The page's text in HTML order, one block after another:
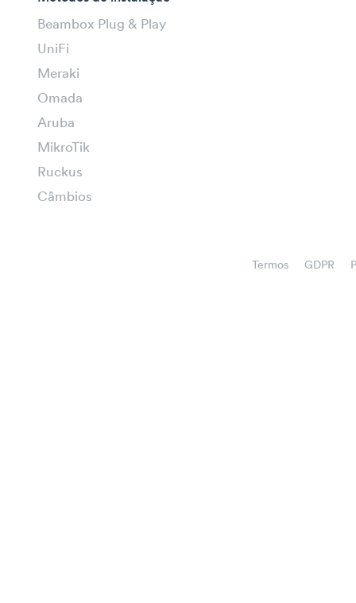
Beambox Plug & Play
UniFi
Meraki
Omada
Aruba
MikroTik
Ruckus
Câmbios
Termos GDPR